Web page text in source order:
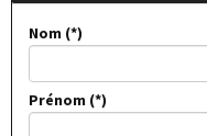
Nom
Prénom